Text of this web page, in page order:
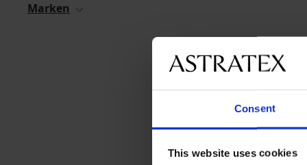
Consent
This website uses cookies
Marken